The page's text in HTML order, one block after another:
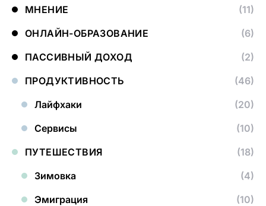
МНЕНИЕ
(11)
ОНЛАЙН-ОБРАЗОВАНИЕ
(6)
ПАССИВНЫЙ ДОХОД
(2)
ПРОДУКТИВНОСТЬ
(46)
Лайфхаки
(20)
Сервисы
(10)
ПУТЕШЕСТВИЯ
(18)
Зимовка
(4)
Эмиграция
(10)